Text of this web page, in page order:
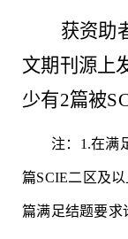
获资助
文期刊源上
少有2篇被
注： 1.在满
篇SCIE二区及
篇满足结题要求